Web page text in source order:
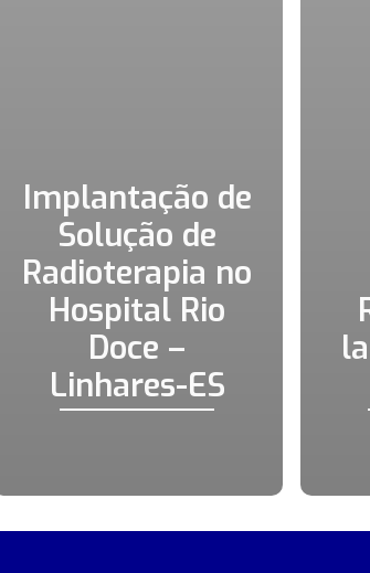
Implantação de
Solução de
Radioterapia no
Hospital Rio
Doce –
Linhares-ES